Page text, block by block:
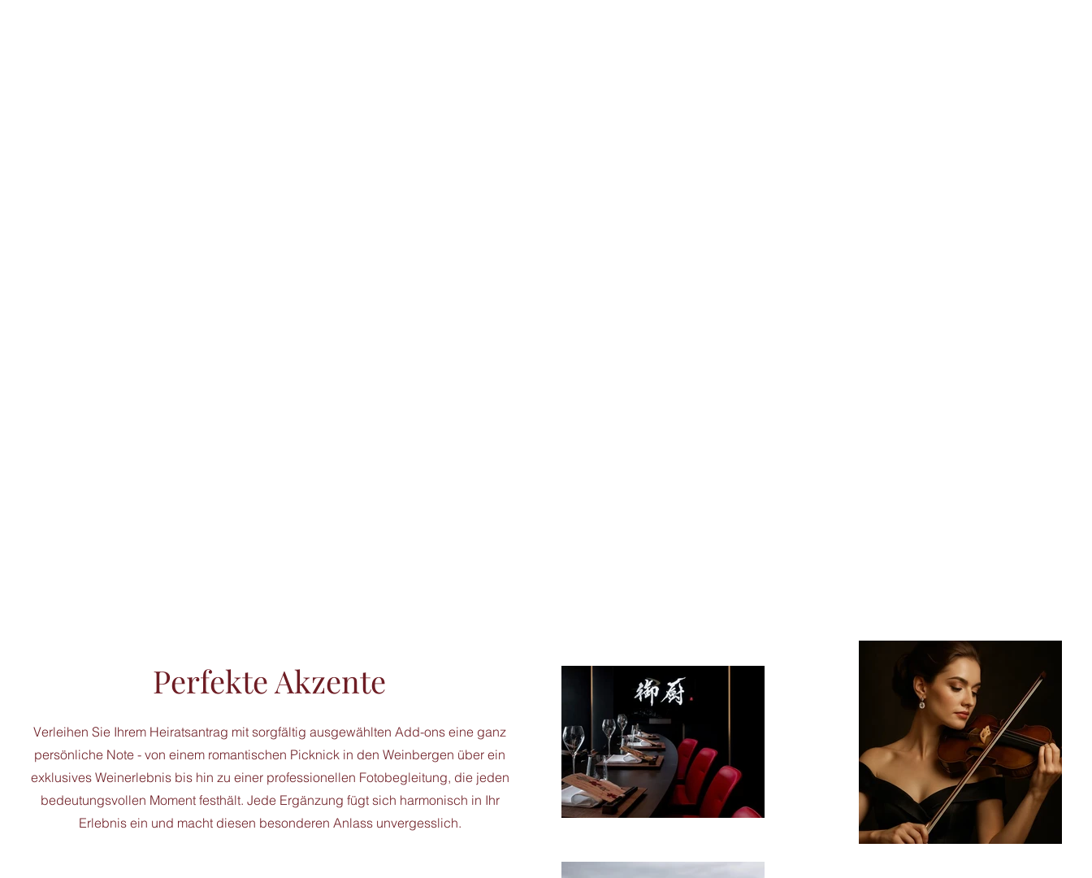
Perfekte Akzente
Verleihen Sie Ihrem Heiratsantrag mit sorgfältig ausgewählten Add-ons eine ganz
persönliche Note - von einem romantischen Picknick in den Weinbergen über ein
exklusives Weinerlebnis bis hin zu einer professionellen Fotobegleitung, die jeden
bedeutungsvollen Moment festhält. Jede Ergänzung fügt sich harmonisch in Ihr
Erlebnis ein und macht diesen besonderen Anlass unvergesslich.